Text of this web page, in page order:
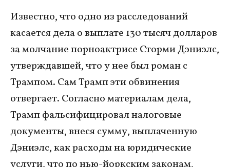
Известно, что одно из расследований
касается дела о выплате 130 тысяч долларов
за молчание порноактрисе Сторми Дэниэлс,
утверждавшей, что у нее был роман с
Трампом. Сам Трамп эти обвинения
отвергает. Согласно материалам дела,
Трамп фальсифицировал налоговые
документы, внеся сумму, выплаченную
Дэниэлс, как расходы на юридические